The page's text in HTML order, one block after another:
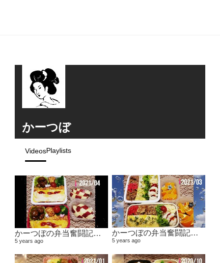
かーつぼ
VideosPlaylists
5 years ago 5 years ago